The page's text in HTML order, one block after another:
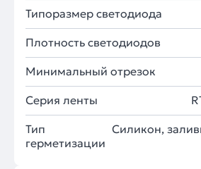
Типоразмер светодиода
Плотность светодиодов
Минимальный отрезок
Серия ленты
Тип
герметизации
Силикон,